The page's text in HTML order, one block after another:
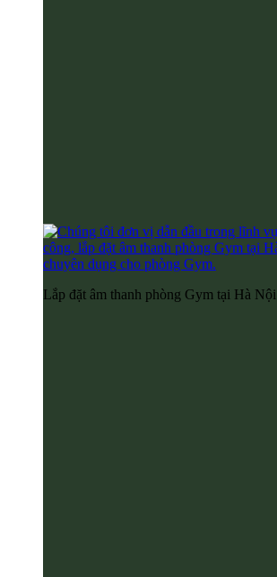
Lắp đặt âm thanh phòng Gym tại Hà Nội